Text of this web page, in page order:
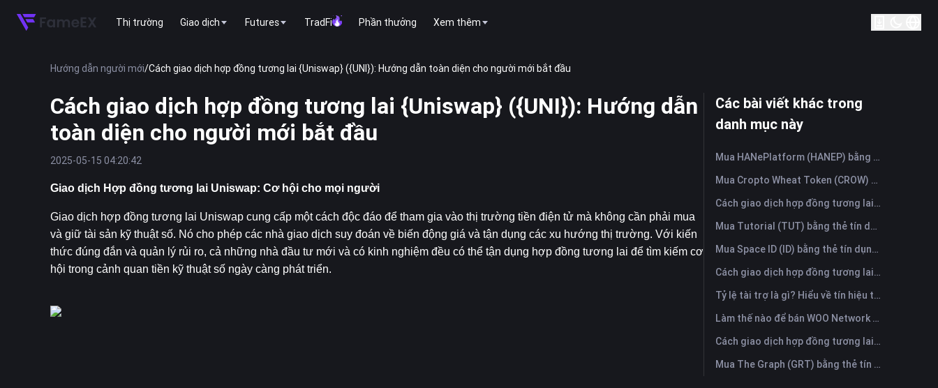
Thị trường Giao dịch Futures TradFi Phần thưởng Xem thêm
Hướng dẫn người mới/Cách giao dịch hợp đồng tương lai {Uniswap} ({UNI}): Hướng dẫn toàn diện cho người mới bắt đầu
Cách giao dịch hợp đồng tương lai {Uniswap} ({UNI}): Hướng dẫn
toàn diện cho người mới bắt đầu
2025-05-15 04:20:42
Giao dịch Hợp đồng tương lai Uniswap: Cơ hội cho mọi người
Giao dịch hợp đồng tương lai Uniswap cung cấp một cách độc đáo để tham gia vào thị trường tiền điện tử mà không cần phải mua
và giữ tài sản kỹ thuật số. Nó cho phép các nhà giao dịch suy đoán về biến động giá và tận dụng các xu hướng thị trường. Với kiến
thức đúng đắn và quản lý rủi ro, cả những nhà đầu tư mới và có kinh nghiệm đều có thể tận dụng hợp đồng tương lai để tìm kiếm cơ
hội trong cảnh quan tiền kỹ thuật số ngày càng phát triển.
Các bài viết khác trong
danh mục này
Mua HANePlatform (HANEP) bằng thẻ tín dụng hoặc thẻ ghi nợ ngay lập tức
Mua Cropto Wheat Token (CROW) bằng thẻ tín dụng hoặc thẻ ghi nợ ngay lập tức
Cách giao dịch hợp đồng tương lai Ethena (ENA): Hướng dẫn toàn diện cho người mới bắt đầu
Mua Tutorial (TUT) bằng thẻ tín dụng hoặc thẻ ghi nợ ngay lập tức
Mua Space ID (ID) bằng thẻ tín dụng hoặc thẻ ghi nợ ngay lập tức
Cách giao dịch hợp đồng tương lai Polkadot (DOT): Hướng dẫn toàn diện cho người mới bắt đầu
Tỷ lệ tài trợ là gì? Hiểu về tín hiệu thị trường và những sai lầm thường gặp khi sử dụng nó
Làm thế nào để bán WOO Network (WOO)? | FameEX
Cách giao dịch hợp đồng tương lai Optimism (OP): Hướng dẫn toàn diện cho người mới bắt đầu
Mua The Graph (GRT) bằng thẻ tín dụng hoặc thẻ ghi nợ ngay lập tức